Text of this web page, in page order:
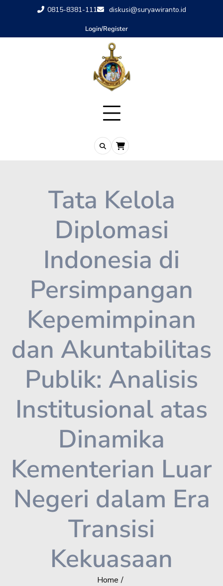
0815-8381-111 diskusi@suryawiranto.id
Login/Register
Tata Kelola
Diplomasi
Indonesia di
Persimpangan
Kepemimpinan
dan Akuntabilitas
Publik: Analisis
Institusional atas
Dinamika
Kementerian Luar
Negeri dalam Era
Transisi
Kekuasaan
Home